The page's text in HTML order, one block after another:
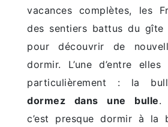
vacances complètes, les
des sentiers battus du gîte
pour découvrir de
dormir. L’une d’entre
particulièrement : la
dormez dans une bulle.
c’est presque dormir à la